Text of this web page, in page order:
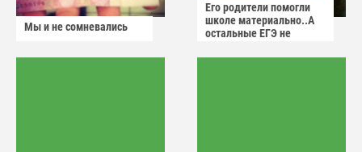
Мы и не сомневались
Его родители помогли
школе материально..А
остальные ЕГЭ не